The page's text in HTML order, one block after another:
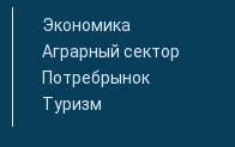
Экономика
Аграрный сектор
Потребрынок
Туризм